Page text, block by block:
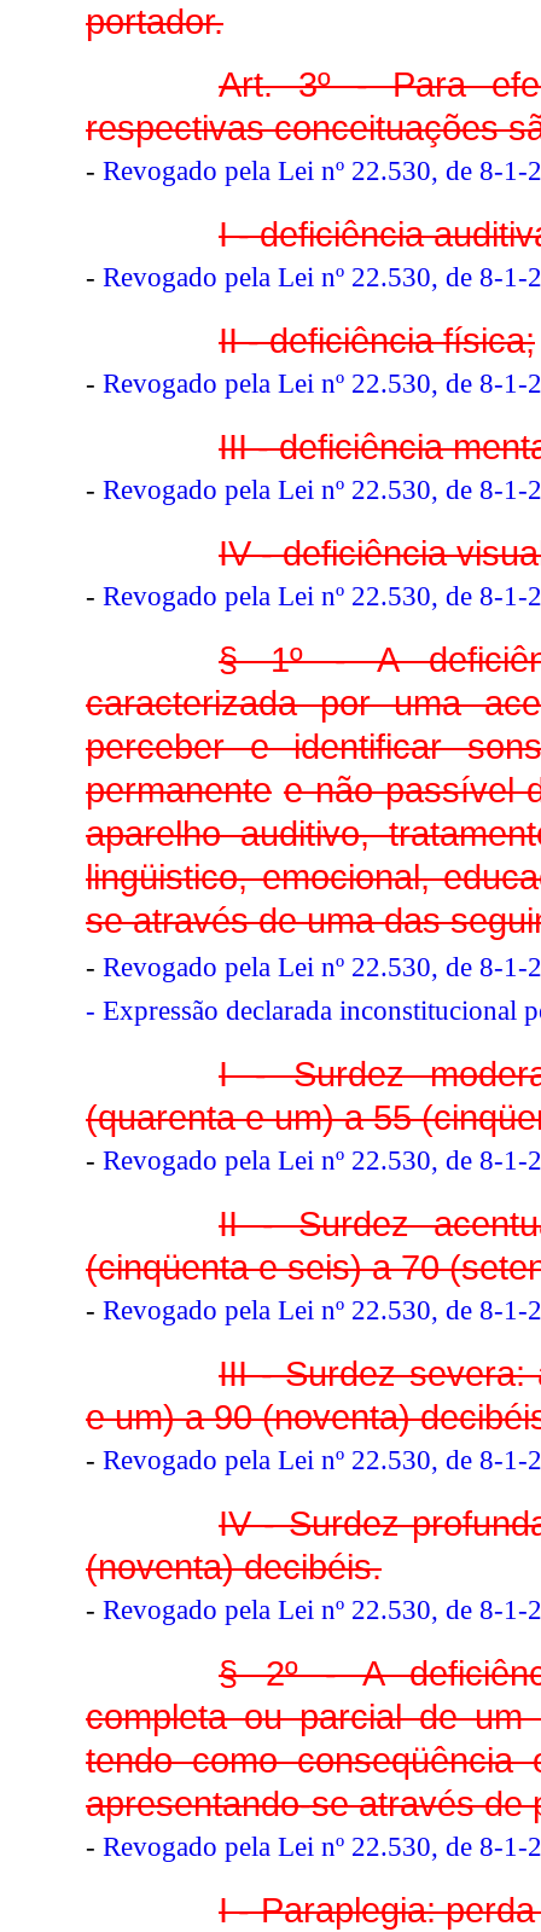
portador.
Art. 3º - Para
respectivas conceituações
- Revogado pela Lei nº 22.530, de 8-1-
I - deficiência
- Revogado pela Lei nº 22.530, de 8-1-
II - deficiência física;
- Revogado pela Lei nº 22.530, de 8-1-
III - deficiência
- Revogado pela Lei nº 22.530, de 8-1-
IV - deficiência
- Revogado pela Lei nº 22.530, de 8-1-
§ 1º - A
caracterizada por uma
perceber e identificar
permanente e não passível
aparelho auditivo,
lingüistico, emocional,
se através de uma das
- Revogado pela Lei nº 22.530, de 8-1-
- Expressão declarada inconstitucional
I - Surdez
(quarenta e um) a 55
- Revogado pela Lei nº 22.530, de 8-1-
II - Surdez
(cinqüenta e seis) a 70
- Revogado pela Lei nº 22.530, de 8-1-
III - Surdez severa:
e um) a 90 (noventa)
- Revogado pela Lei nº 22.530, de 8-1-
IV - Surdez
(noventa) decibéis.
- Revogado pela Lei nº 22.530, de 8-1-
§ 2º - A
completa ou parcial de
tendo como conseqüência
apresentando-se através de
- Revogado pela Lei nº 22.530, de 8-1-
I - Paraplegia: